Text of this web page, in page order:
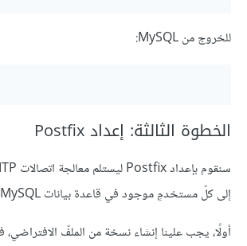
للخروج من MySQL:
الخطوة الثالثة: إعداد Postfix
إلى كلّ مستخدمٍ موجود في قاعدة بيانات MySQL.
أولًا، يجب علينا إنشاء نسخة من الملفّ الافتراضي،